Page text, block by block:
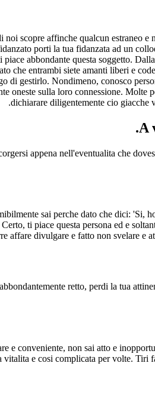
scopre affinche qualcun estraneo
porti la tua fidanzata ad un
abbondante questa soggetto.
che entrambi siete amanti liberi e
di gestirlo. Nondimeno, conosco
oneste sulla loro connessione.
dichiarare diligentemente cio giacche
appena nell'eventualita che
sai perche dato che dici:
ti piace questa persona ed e
affare divulgare e fatto non svelare e
retto, perdi la tua
e conveniente, non sai atto e
vitalita e cosi complicata per volte.